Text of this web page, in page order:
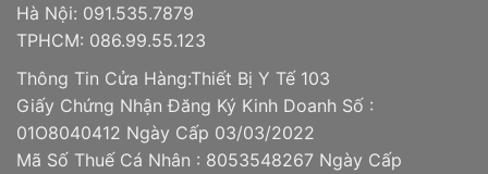
Hà Nội: 091.535.7879
TPHCM: 086.99.55.123
Thông Tin Cửa Hàng:Thiết Bị Y Tế 103
Giấy Chứng Nhận Đăng Ký Kinh Doanh Số :
01O8040412 Ngày Cấp 03/03/2022
Mã Số Thuế Cá Nhân : 8053548267 Ngày Cấp